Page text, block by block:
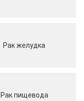
Рак желудка
Рак пищевода